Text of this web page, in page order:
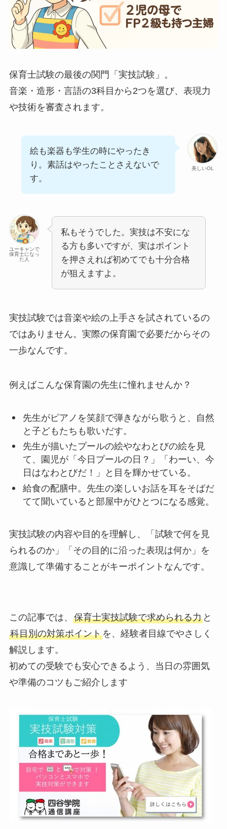
保育士試験の最後の関門「実技試験」。
音楽・造形・言語の3科目から2つを選び、表現力
や技術を審査されます。
美しいOL
絵も楽器も学生の時にやったき
り。素話はやったことさえないで
す。
ユーキャンで
保育士になっ
た人
私もそうでした。実技は不安にな
る方も多いですが、実はポイント
を押さえれば初めてでも十分合格
が狙えますよ。
実技試験では音楽や絵の上手さを試されているの
ではありません。実際の保育園で必要だからその
一歩なんです。
例えばこんな保育園の先生に憧れませんか？
先生がピアノを笑顔で弾きながら歌うと、自然
と子どもたちも歌いだす。
先生が描いたプールの絵やなわとびの絵を見
て、園児が「今日プールの日？」「わーい、今
日はなわとびだ！」と目を輝かせている。
給食の配膳中。先生の楽しいお話を耳をそばだ
てて聞いていると部屋中がひとつになる感覚。
実技試験の内容や目的を理解し、「試験で何を見
られるのか」「その目的に沿った表現は何か」を
意識して準備することがキーポイントなんです。
この記事では、 保育士実技試験で求められる力と
科目別の対策ポイントを、経験者目線でやさしく
解説します。
初めての受験でも安心できるよう、当日の雰囲気
や準備のコツもご紹介します